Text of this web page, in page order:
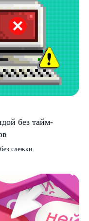
без тайм-
слежки.